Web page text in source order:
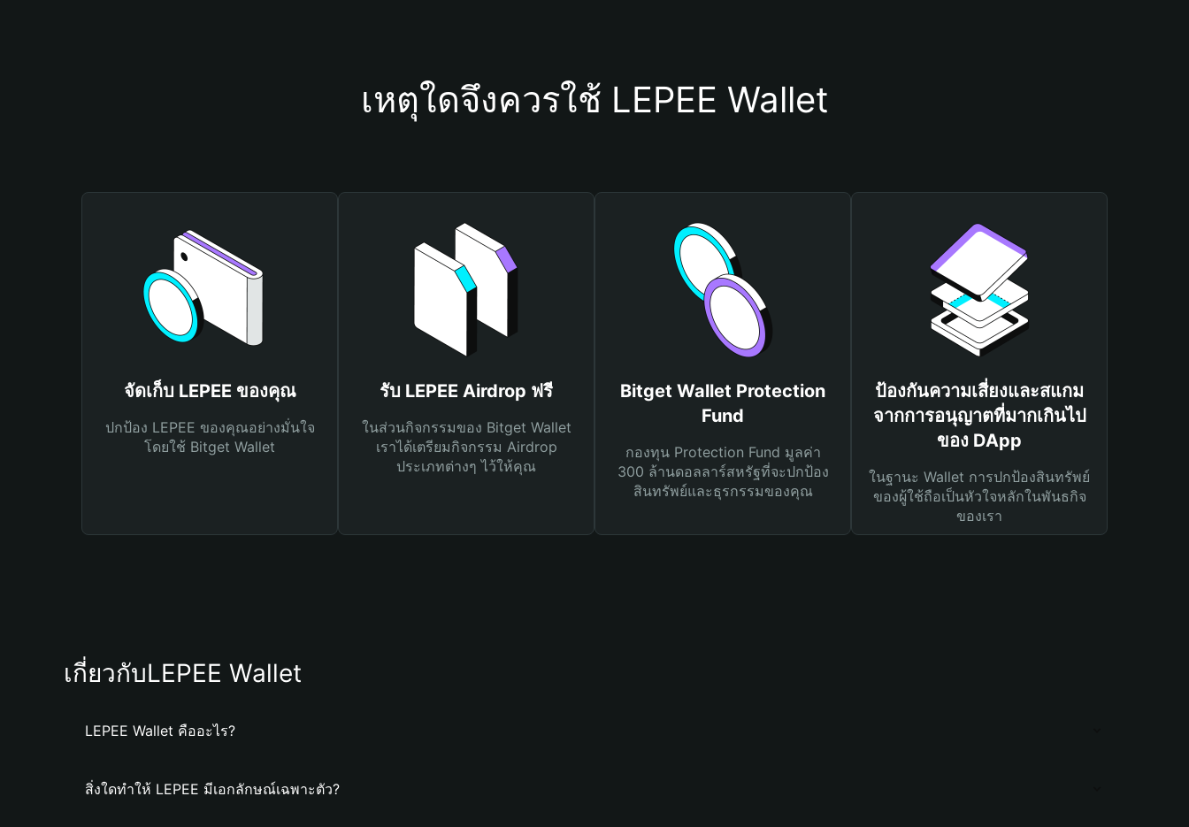
เหตุใดจึงควรใช้ LEPEE Wallet
จัดเก็บ LEPEE ของคุณ
ปกป้อง LEPEE ของคุณอย่างมั่นใจ
โดยใช้ Bitget Wallet
รับ LEPEE Airdrop ฟรี
ในส่วนกิจกรรมของ Bitget Wallet
เราได้เตรียมกิจกรรม Airdrop
ประเภทต่างๆ ไว้ให้คุณ
Bitget Wallet Protection
Fund
กองทุน Protection Fund มูลค่า
300 ล้านดอลลาร์สหรัฐที่จะปกป้อง
สินทรัพย์และธุรกรรมของคุณ
ป้องกันความเสี่ยงและสแกม
จากการอนุญาตที่มากเกินไป
ของ DApp
ในฐานะ Wallet การปกป้องสินทรัพย์
ของผู้ใช้ถือเป็นหัวใจหลักในพันธกิจ
ของเรา
เกี่ยวกับLEPEE Wallet
LEPEE Wallet คืออะไร?
สิ่งใดทำให้ LEPEE มีเอกลักษณ์เฉพาะตัว?